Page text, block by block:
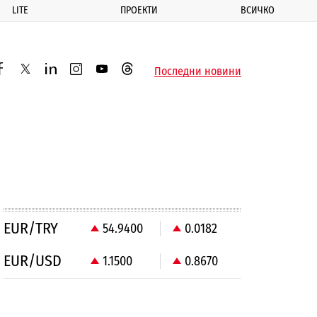
LITE ПРОЕКТИ ВСИЧКО
twitterlinkedininstagram
youtubethreadsПоследни новини
EUR/TRY 54.9400 0.0182
EUR/USD 1.1500 0.8670